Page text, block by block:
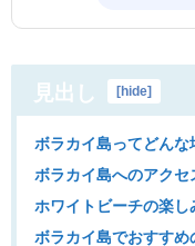
見出し hide
ボラカイ島ってどんな
ボラカイ島へのアクセ
ホワイトビーチの楽し
ボラカイ島でおすすめ